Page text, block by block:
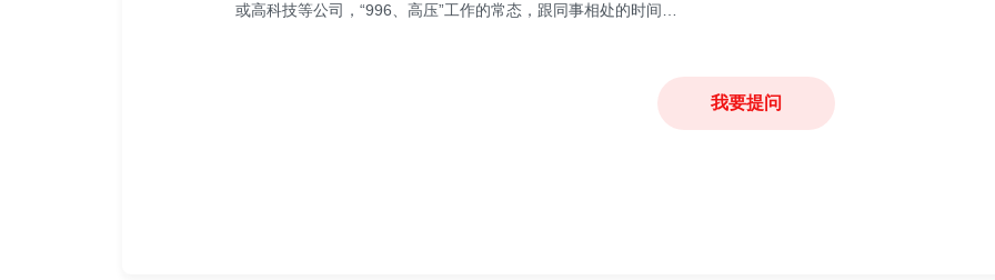
或高科技等公司，“996、高压”工作的常态，跟同事相处的时间远
我要提问